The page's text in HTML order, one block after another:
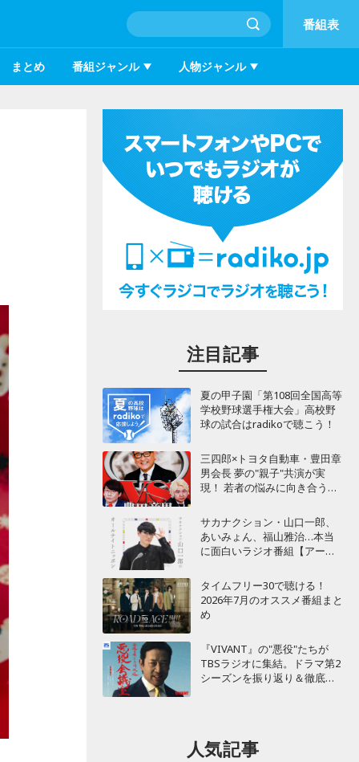
番組表
まとめ 番組ジャンル 人物ジャンル
注目記事
夏の甲子園「第108回全国高等
学校野球選手権大会」高校野
球の試合はradikoで聴こう！
三四郎×トヨタ自動車・豊田章
男会長 夢の"親子"共演が実
現！ 若者の悩みに向き合うポ
サカナクション・山口一郎、
あいみょん、福山雅治…本当
に面白いラジオ番組【アーテ
タイムフリー30で聴ける！
2026年7月のオススメ番組まと
め
『VIVANT』の"悪役"たちが
TBSラジオに集結。ドラマ第2
シーズンを振り返り＆徹底考
人気記事